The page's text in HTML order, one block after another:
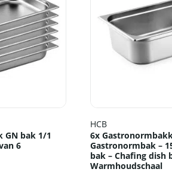
GN bak 1/1
6
HCB
6x
Gastronormbak –
bak – Chafing dish
Warmhoudschaal